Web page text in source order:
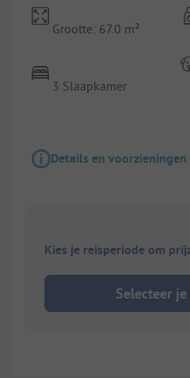
Grootte: 67.0 m²
3 Slaapkamer
Details en voorzieningen
Kies je reisperiode om
Selecteer